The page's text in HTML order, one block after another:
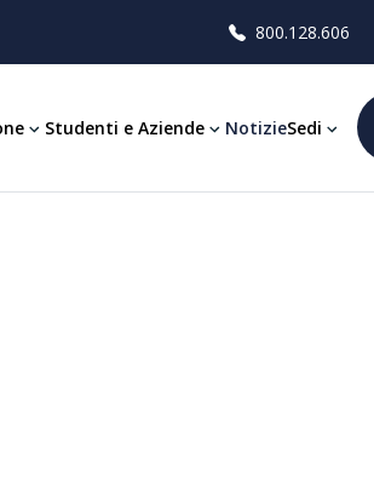
800.128.606
Studenti e Aziende NotizieSedi